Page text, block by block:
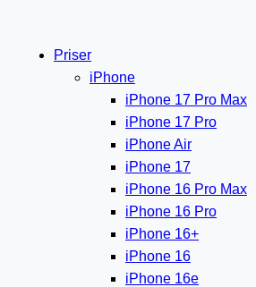
Priser
iPhone
iPhone 17 Pro Max
iPhone 17 Pro
iPhone Air
iPhone 17
iPhone 16 Pro Max
iPhone 16 Pro
iPhone 16+
iPhone 16
iPhone 16e